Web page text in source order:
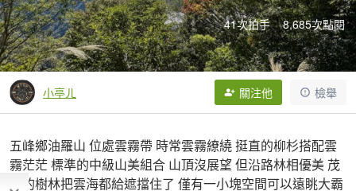
41次拍手 8,685次點閱
小亭ㄦ 關注他 檢舉
五峰鄉油羅山 位處雲霧帶 時常雲霧繚繞 挺直的柳杉搭配雲
霧茫茫 標準的中級山美組合 山頂沒展望 但沿路林相優美 茂
密的樹林把雲海都給遮擋住了 僅有一小塊空間可以遠眺大霸